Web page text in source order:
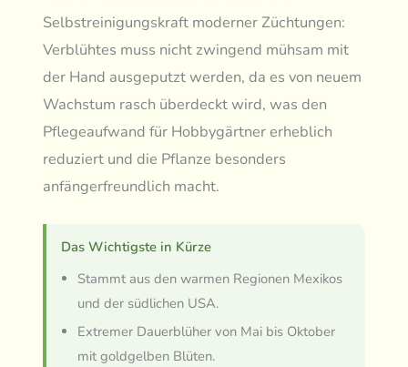
Selbstreinigungskraft moderner Züchtungen:
Verblühtes muss nicht zwingend mühsam mit
der Hand ausgeputzt werden, da es von neuem
Wachstum rasch überdeckt wird, was den
Pflegeaufwand für Hobbygärtner erheblich
reduziert und die Pflanze besonders
anfängerfreundlich macht.
Das Wichtigste in Kürze
Stammt aus den warmen Regionen Mexikos
und der südlichen USA.
Extremer Dauerblüher von Mai bis Oktober
mit goldgelben Blüten.